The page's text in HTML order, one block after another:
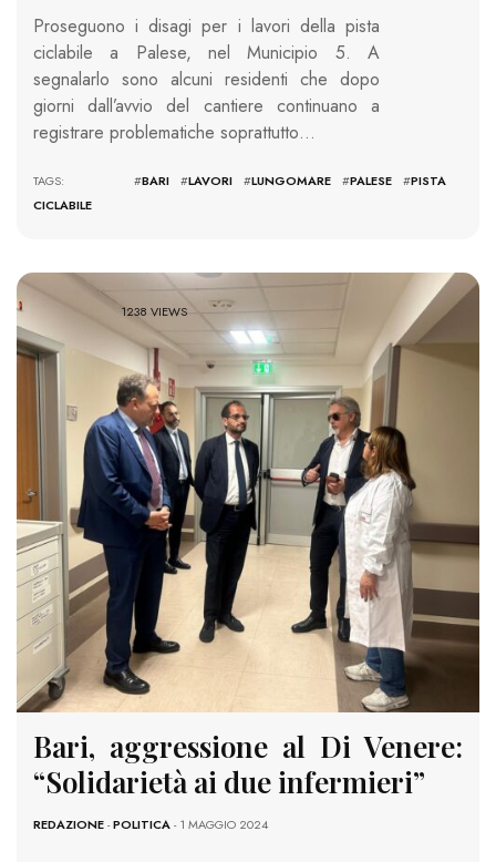
Proseguono i disagi per i lavori della pista
ciclabile a Palese, nel Municipio 5. A
segnalarlo sono alcuni residenti che dopo
giorni dall’avvio del cantiere continuano a
registrare problematiche soprattutto…
TAGS: #BARI #LAVORI #LUNGOMARE #PALESE #PISTA
CICLABILE
1238 VIEWS
Bari, aggressione al Di Venere:
“Solidarietà ai due infermieri”
REDAZIONE-POLITICA- 1 MAGGIO 2024